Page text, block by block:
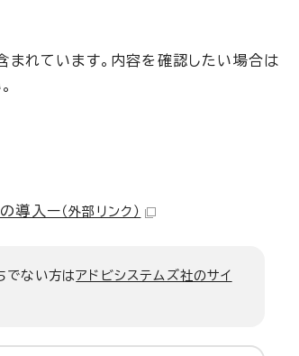
まれています。内容を確認したい場合は
導入ー （外部リンク）
でない方はアドビシステムズ社のサイ